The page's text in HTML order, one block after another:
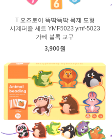
T 오즈토이 똑딱똑딱 목제 도형
시계퍼즐 세트 YMF5023 ymf-5023
가베 블록 교구
3,900원